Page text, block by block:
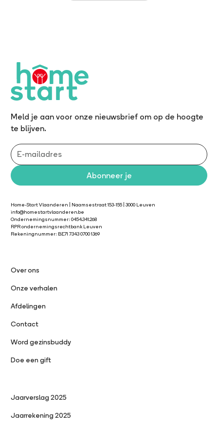
Meld je aan voor onze nieuwsbrief om op de hoogte
te blijven.
Home-Start Vlaanderen | Naamsestraat 153-155 | 3000 Leuven
info@homestartvlaanderen.be
Ondernemingsnummer: 0454.341.268
RPR ondernemingsrechtbank Leuven
Rekeningnummer: BE71 7343 0700 1369
Over ons
Onze verhalen
Afdelingen
Contact
Word gezinsbuddy
Doe een gift
Jaarverslag 2025
Jaarrekening 2025